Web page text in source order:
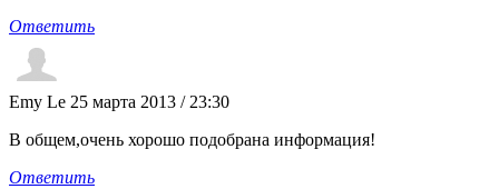
Ответить
Emy Le 25 марта 2013 / 23:30
В общем,очень хорошо подобрана информация!
Ответить